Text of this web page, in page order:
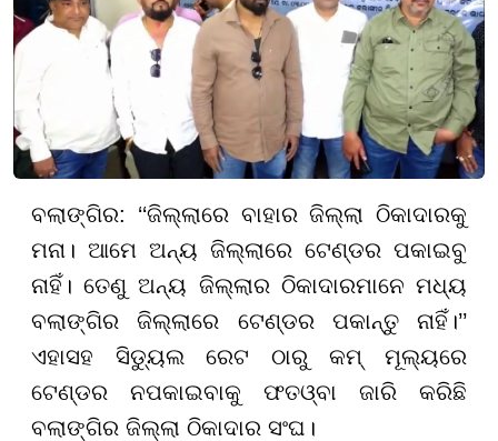
ବଲାଙ୍ଗିର: ‘‘ଜିଲ୍ଲାରେ ବାହାର ଜିଲ୍ଲା ଠିକାଦାରକୁ
ମନା। ଆମେ ଅନ୍ୟ ଜିଲ୍ଲାରେ ଟେଣ୍ଡର ପକାଇବୁ
ନାହିଁ। ତେଣୁ ଅନ୍ୟ ଜିଲ୍ଲାର ଠିକାଦାରମାନେ ମଧ୍ୟ
ବଲାଙ୍ଗିର ଜିଲ୍ଲାରେ ଟେଣ୍ଡର ପକାନ୍ତୁ ନାହିଁ।’’
ଏହାସହ ସିଡ୍ୟୁଲ ରେଟ ଠାରୁ କମ୍ ମୂଲ୍ୟରେ
ଟେଣ୍ଡର ନପକାଇବାକୁ ଫତଓ୍ବା ଜାରି କରିଛି
ବଲାଙ୍ଗିର ଜିଲ୍ଲା ଠିକାଦାର ସଂଘ।